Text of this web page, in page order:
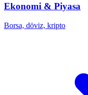
Ekonomi & Piyasa
Borsa, döviz, kripto